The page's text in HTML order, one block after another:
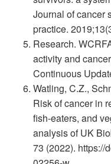
Journal of cancer
practice.
Research.
activity and
Continuous
Watling, C.Z.,
Risk of cancer in
fish-eaters, and
analysis of UK
73 (2022). https://